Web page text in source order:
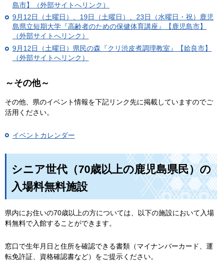
島市】（外部サイトへリンク）
9月12日（土曜日）、19日（土曜日）、23日（水曜日・祝）鹿児
島県立短期大学『高齢者のための保健体育講座』【鹿児島市】
（外部サイトへリンク）
9月12日（土曜日）県民の森『クリ渋皮煮調理教室』【姶良市】
（外部サイトへリンク）
～その他～
その他、県のイベント情報を下記リンク先に掲載していますのでご
活用ください。
イベントカレンダー
シニア世代（70歳以上の鹿児島県民）の
入場料無料施設
県内にお住いの70歳以上の方については、以下の施設において入場
料無料で入館することができます。
窓口で生年月日と住所を確認できる書類（マイナンバーカード、運
転免許証、資格確認書など）をご提示ください。